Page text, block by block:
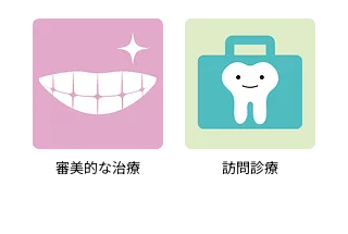
審美的な治療 訪問診療